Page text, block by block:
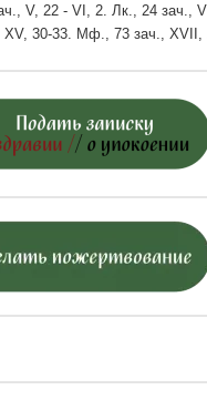
V, 22 - VI, 2. Лк., 24 зач.,
30-33.
Мф., 73 зач., XVII,